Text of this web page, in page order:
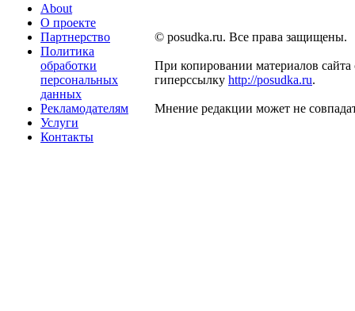
About
О проекте
Партнерство
Политика
обработки
персональных
данных
Рекламодателям
Услуги
Контакты
© posudka.ru. Все права защищены.
При копировании материалов сайта
гиперссылку http://posudka.ru.
Мнение редакции может не